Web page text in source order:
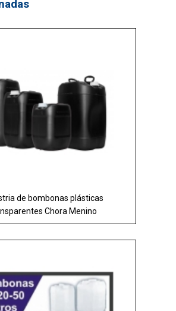
de bombonas plásticas
Chora Menino